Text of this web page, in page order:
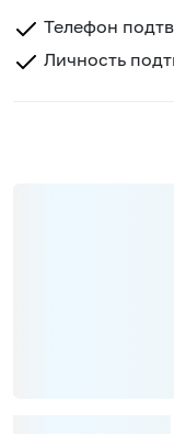
Телефон
Личность